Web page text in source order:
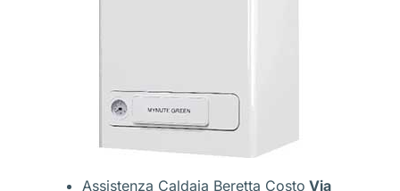
Assistenza Caldaia Beretta Costo Via